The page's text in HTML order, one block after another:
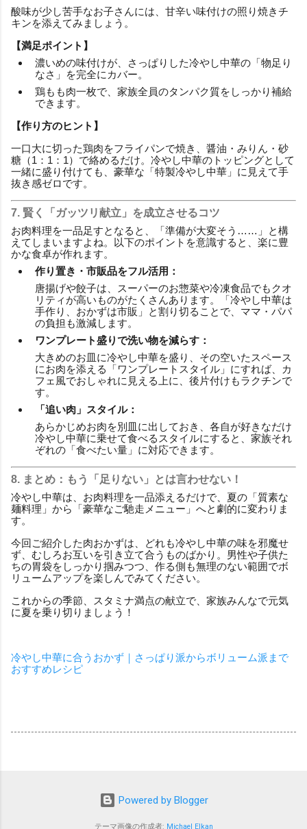
酸味が少し苦手なお子さんには、甘辛い味付けの照り焼きチ
キンを添えてみましょう。
【満足ポイント】
濃いめの味付けが、さっぱりした冷やし中華の「物足り
なさ」を完全にカバー。
鶏もも肉一枚で、家族全員のタンパク質をしっかり補給
できます。
【作り方のヒント】
一口大に切った鶏肉をフライパンで焼き、醤油・みりん・砂
糖（1：1：1）で絡めるだけ。冷やし中華のトッピングとして
一緒に盛り付けても、豪華な「特製冷やし中華」に見えて手
抜き感ゼロです。
7. 賢く「ガッツリ献立」を成立させるコツ
お肉料理を一品足すとなると、「準備が大変そう……」と構
えてしまいますよね。以下のポイントを意識すると、楽に豊
かな食卓が作れます。
作り置き・市販品をフル活用：
唐揚げや餃子は、スーパーのお惣菜や冷凍食品でもクオ
リティが高いものがたくさんあります。「冷やし中華は
手作り、おかずは市販」と割り切ることで、ママ・パパ
の負担も激減します。
ワンプレート盛りで洗い物を減らす：
大きめのお皿に冷やし中華を盛り、その空いたスペース
にお肉を添える「ワンプレートスタイル」にすれば、カ
フェ風でおしゃれに見える上に、後片付けもラクチンで
す。
「追い肉」スタイル：
あらかじめお肉を別皿に出しておき、各自が好きなだけ
冷やし中華に乗せて食べるスタイルにすると、家族それ
ぞれの「食べたい量」に対応できます。
8. まとめ：もう「足りない」とは言わせない！
冷やし中華は、お肉料理を一品添えるだけで、夏の「質素な
麺料理」から「豪華なご馳走メニュー」へと劇的に変わりま
す。
今回ご紹介した肉おかずは、どれも冷やし中華の味を邪魔せ
ず、むしろお互いを引き立て合うものばかり。男性や子供た
ちの胃袋をしっかり掴みつつ、作る側も無理のない範囲でボ
リュームアップを楽しんでみてください。
これからの季節、スタミナ満点の献立で、家族みんなで元気
に夏を乗り切りましょう！
冷やし中華に合うおかず｜さっぱり派からボリューム派まで
おすすめレシピ
Powered by Blogger
テーマ画像の作成者: Michael Elkan